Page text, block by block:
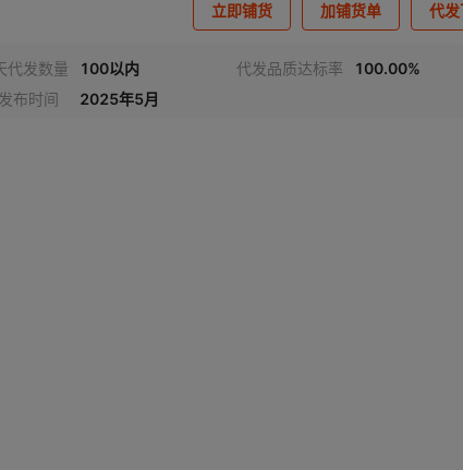
立即铺货 加铺货单 代
代发数量 100以内 代发品质达标率
100.00%
发布时间 2025年5月